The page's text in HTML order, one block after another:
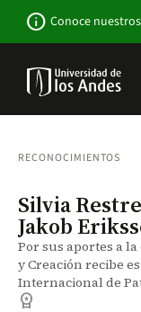
contenido
info Conoce
RECONOCIMIENTOS
Silvia
Jakob
Por sus aportes a
y Creación recibe
Internacional de
workspace_premium